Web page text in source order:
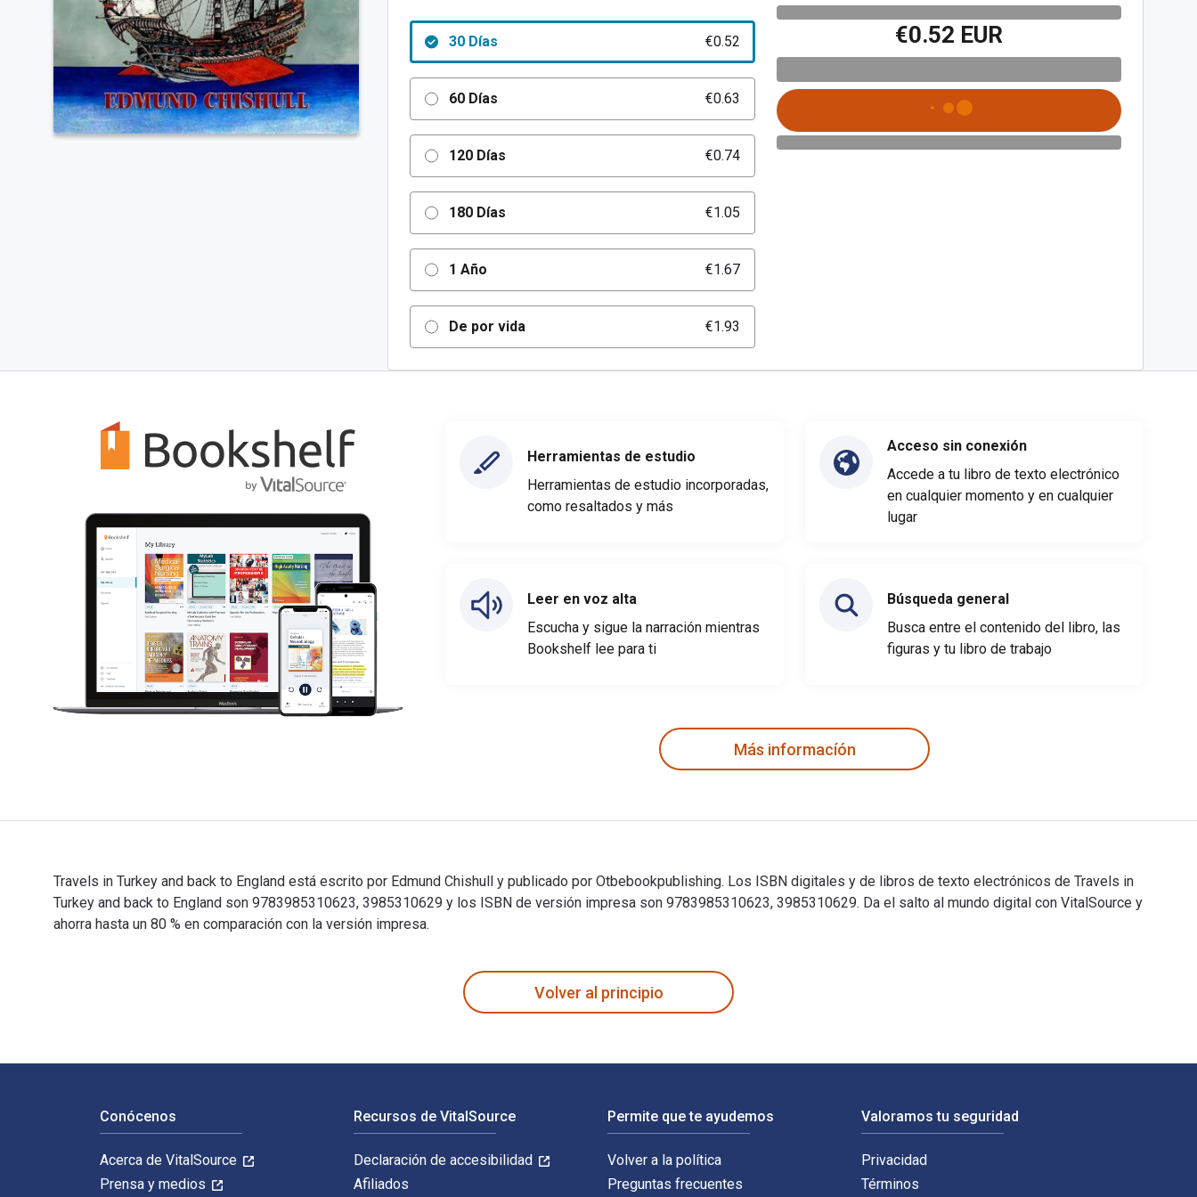
30 Días €0.52
60 Días €0.63
120 Días €0.74
180 Días €1.05
1 Año €1.67
De por vida €1.93
€0.52 EUR
Herramientas de estudio
Herramientas de estudio incorporadas,
como resaltados y más
Leer en voz alta
Escucha y sigue la narración mientras
Bookshelf lee para ti
Acceso sin conexión
Accede a tu libro de texto electrónico
en cualquier momento y en cualquier
lugar
Búsqueda general
Busca entre el contenido del libro, las
figuras y tu libro de trabajo
Más informacíón
Travels in Turkey and back to England está escrito por Edmund Chishull y publicado por Otbebookpublishing. Los ISBN digitales y de libros de texto electrónicos de Travels in
Turkey and back to England son 9783985310623, 3985310629 y los ISBN de versión impresa son 9783985310623, 3985310629. Da el salto al mundo digital con VitalSource y
ahorra hasta un 80 % en comparación con la versión impresa.
Volver al principio
Conócenos
Acerca de VitalSource
Prensa y medios
Recursos de VitalSource
Declaración de accesibilidad
Afiliados
Permite que te ayudemos
Volver a la política
Preguntas frecuentes
Valoramos tu seguridad
Privacidad
Términos